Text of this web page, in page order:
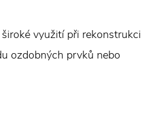
využití při rekonstrukci
ozdobných prvků nebo